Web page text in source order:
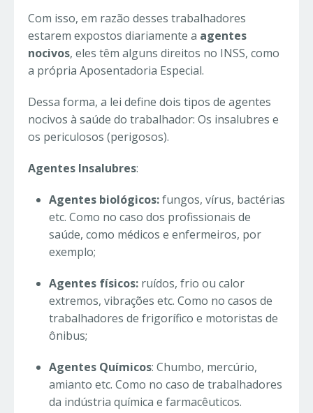
Com isso, em razão desses trabalhadores
estarem expostos diariamente a agentes
nocivos, eles têm alguns direitos no INSS, como
a própria Aposentadoria Especial.
Dessa forma, a lei define dois tipos de agentes
nocivos à saúde do trabalhador: Os insalubres e
os periculosos (perigosos).
Agentes Insalubres:
Agentes biológicos:fungos, vírus, bactérias
etc. Como no caso dos profissionais de
saúde, como médicos e enfermeiros, por
exemplo;
Agentes físicos: ruídos, frio ou calor
extremos, vibrações etc. Como no casos de
trabalhadores de frigorífico e motoristas de
ônibus;
Agentes Químicos: Chumbo, mercúrio,
amianto etc. Como no caso de trabalhadores
da indústria química e farmacêuticos.